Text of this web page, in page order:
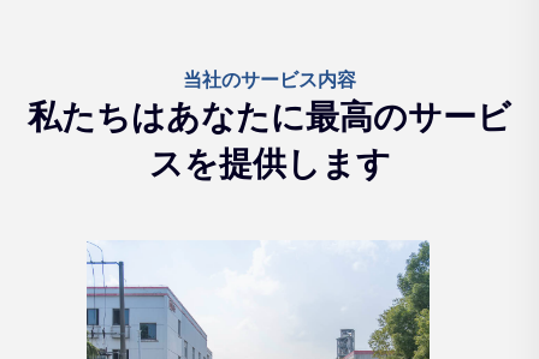
当社のサービス内容
私たちはあなたに最高のサービ
スを提供します